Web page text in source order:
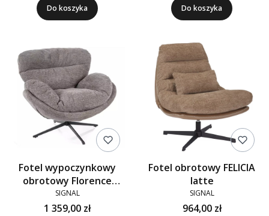
Do koszyka Do koszyka
Fotel wypoczynkowy
obrotowy Florence
Raven szary 07
SIGNAL
1 359,00 zł
Fotel obrotowy FELICIA
latte
SIGNAL
964,00 zł